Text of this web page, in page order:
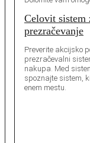
Celovit sistem
prezračevanje
Preverite akcijsko
prezračevalni
nakupa. Med
spoznajte sistem,
enem mestu.